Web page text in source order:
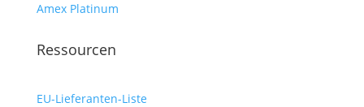
Amex Platinum
Ressourcen
EU-Lieferanten-Liste